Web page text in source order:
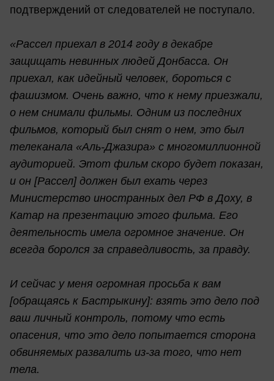
подтверждений от следователей не поступало.
«Рассел приехал в 2014 году в декабре
защищать невинных людей Донбасса. Он
приехал, как идейный человек, бороться с
фашизмом. Очень важно, что к нему приезжали,
о нем снимали фильмы. Одним из последних
фильмов, который был снят о нем, это был
телеканала «Аль-Джазира» с многомиллионной
аудиторией. Этот фильм скоро будет показан,
и он [Рассел] должен был ехать через
Министерство иностранных дел РФ в Доху, в
Катар на презентацию этого фильма. Его
деятельность имела огромное значение. Он
всегда боролся за справедливость, за правду.
И сейчас у меня огромная просьба к вам
[обращаясь к Бастрыкину]: взять это дело под
ваш личный контроль, потому что есть
опасения, что это дело попытается сторона
обвиняемых развалить из-за того, что нет
тела.